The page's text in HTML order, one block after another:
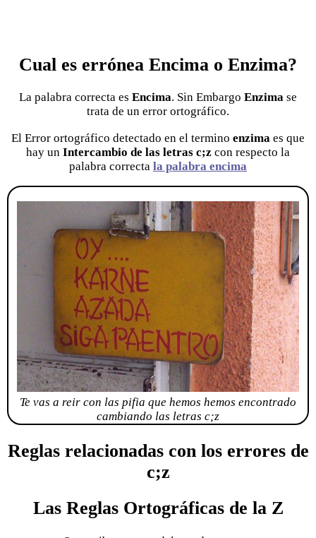
Cual es errónea Encima o Enzima?
La palabra correcta es Encima. Sin Embargo Enzima se
trata de un error ortográfico.
El Error ortográfico detectado en el termino enzima es que
hay un Intercambio de las letras c;z con respecto la
palabra correcta la palabra encima
Te vas a reir con las pifia que hemos hemos encontrado
cambiando las letras c;z
Reglas relacionadas con los errores de
c;z
Las Reglas Ortográficas de la Z